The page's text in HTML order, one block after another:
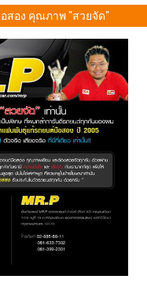
อสอง คุณภาพ "สวยจัด"